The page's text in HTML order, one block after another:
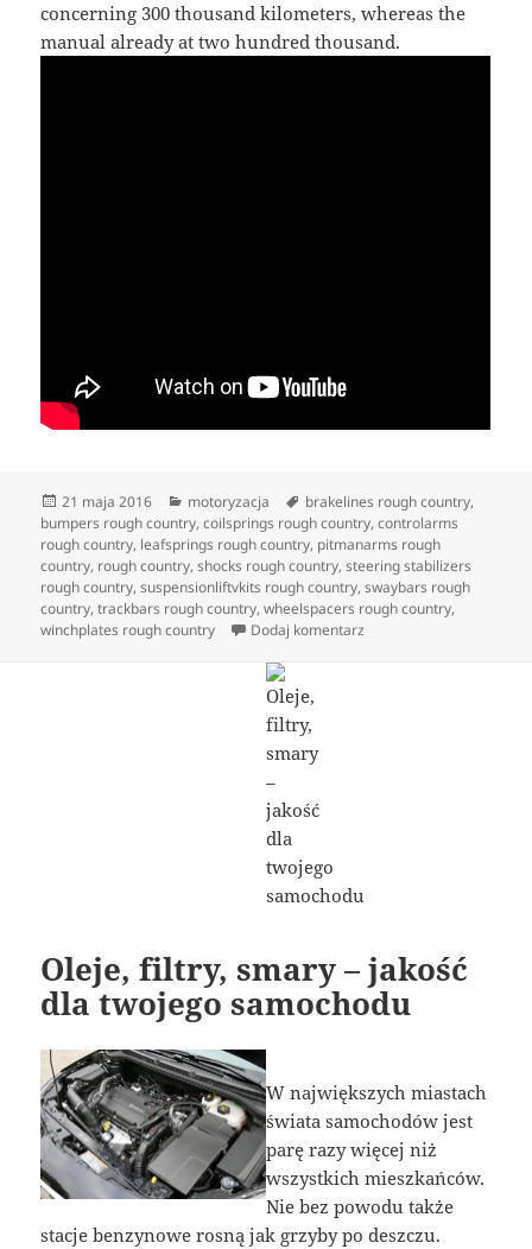
concerning 300 thousand kilometers, whereas the
manual already at two hundred thousand.
Data
publikacji
21 maja 2016 Kategorie
motoryzacja Tagi
brakelines rough country,
bumpers rough country,coilsprings rough country,controlarms
rough country, leafsprings rough country, pitmanarms rough
country, rough country,shocks rough country,steering stabilizers
rough country,suspensionliftvkits rough country,swaybars rough
country,trackbars rough country,wheelspacers rough country,
winchplates rough country
Dodaj komentarz
Oleje, filtry, smary – jakość
dla twojego samochodu
W największych miastach
świata samochodów jest
parę razy więcej niż
wszystkich mieszkańców.
Nie bez powodu także
stacje benzynowe rosną jak grzyby po deszczu.